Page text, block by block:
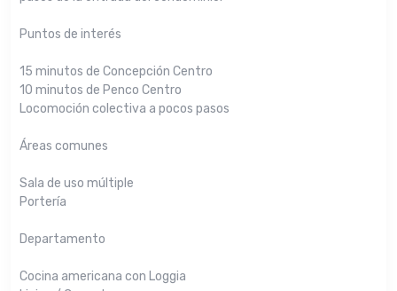
Puntos de interés
15 minutos de Concepción Centro
10 minutos de Penco Centro
Locomoción colectiva a pocos pasos
Áreas comunes
Sala de uso múltiple
Portería
Departamento
Cocina americana con Loggia